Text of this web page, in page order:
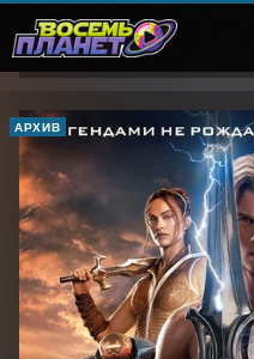
АРХИВ